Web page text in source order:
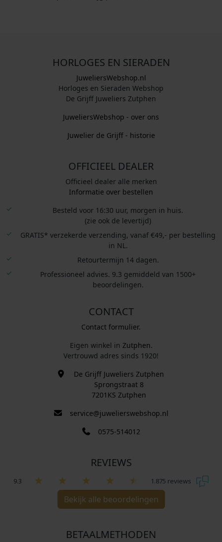
HORLOGES EN SIERADEN
JuweliersWebshop.nl
Horloges en Sieraden Webshop
De Grijff Juweliers Zutphen
JuweliersWebshop - over ons
Juwelier de Grijff - historie
OFFICIEEL DEALER
Officieel dealer alle merken
Informatie over bestellen
Besteld voor 16:30 uur, morgen in huis.
(zie ook de levertijd)
GRATIS* verzekerde verzending, vanaf €49,- per bestelling
in NL.
Retourtermijn 14 dagen.
Professioneel advies. 9.3 gemiddeld van 1500+
beoordelingen.
CONTACT
Contact formulier.
Eigen winkel in Zutphen.
Vertrouwd adres sinds 1920!
De Grijff Juweliers Zutphen
Sprongstraat 8
7201KS Zutphen
service@juwelierswebshop.nl
0575-514012
REVIEWS
9.3 1.875 reviews
Bekijk alle beoordelingen
BETAALMETHODEN